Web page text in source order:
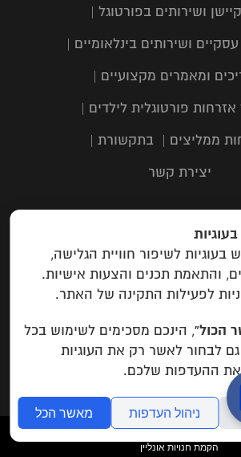
ושירותים בפורטוגל |
ושירותים בינלאומיים |
ומאמרים מקצועיים |
אזרחות פורטוגלית לילדים |
ממליצים | בתקשורת |
יצירת קשר
טלפון:
Porto,
הקמת חנויות אונליין
לשיפור חוויית הגלישה,
והתאמת תכנים והצעות אישיות.
לפעילות התקינה של האתר.
הכול”, הינכם מסכימים לשימוש בכל
גם לבחור לאשר רק את העוגיות
את ההעדפות שלכם.
ניהול העדפות מאשר הכל